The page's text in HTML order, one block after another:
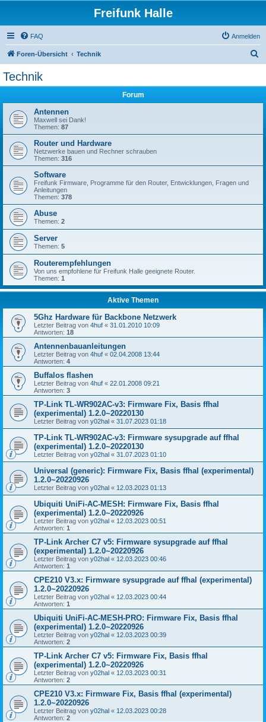
Freifunk Halle
FAQ Anmelden
Foren-Übersicht Technik
Technik
Forum
Antennen
Maxwell sei Dank!
Themen: 87
Router und Hardware
Netzwerke bauen und Rechner schrauben
Themen: 316
Software
Freifunk Firmware, Programme für den Router, Entwicklungen, Fragen und
Anleitungen
Themen: 378
Abuse
Themen: 2
Server
Themen: 5
Routerempfehlungen
Von uns empfohlene für Freifunk Halle geeignete Router.
Themen: 1
Aktive Themen
5Ghz Hardware für Backbone Netzwerk
Letzter Beitrag von 4huf « 31.01.2010 10:09
Antworten: 18
Antennenbauanleitungen
Letzter Beitrag von 4huf « 02.04.2008 13:44
Antworten: 4
Buffalos flashen
Letzter Beitrag von 4huf « 22.01.2008 09:21
Antworten: 3
TP-Link TL-WR902AC-v3: Firmware Fix, Basis ffhal
(experimental) 1.2.0~20220130
Letzter Beitrag von y02hal « 31.07.2023 01:18
TP-Link TL-WR902AC-v3: Firmware sysupgrade auf ffhal
(experimental) 1.2.0~20220130
Letzter Beitrag von y02hal « 31.07.2023 01:10
Universal (generic): Firmware Fix, Basis ffhal (experimental)
1.2.0~20220926
Letzter Beitrag von y02hal « 12.03.2023 01:13
Ubiquiti UniFi-AC-MESH: Firmware Fix, Basis ffhal
(experimental) 1.2.0~20220926
Letzter Beitrag von y02hal « 12.03.2023 00:51
Antworten: 1
TP-Link Archer C7 v5: Firmware sysupgrade auf ffhal
(experimental) 1.2.0~20220926
Letzter Beitrag von y02hal « 12.03.2023 00:46
Antworten: 1
CPE210 V3.x: Firmware sysupgrade auf ffhal (experimental)
1.2.0~20220926
Letzter Beitrag von y02hal « 12.03.2023 00:44
Antworten: 1
Ubiquiti UniFi-AC-MESH-PRO: Firmware Fix, Basis ffhal
(experimental) 1.2.0~20220926
Letzter Beitrag von y02hal « 12.03.2023 00:39
Antworten: 2
TP-Link Archer C7 v5: Firmware Fix, Basis ffhal
(experimental) 1.2.0~20220926
Letzter Beitrag von y02hal « 12.03.2023 00:31
Antworten: 2
CPE210 V3.x: Firmware Fix, Basis ffhal (experimental)
1.2.0~20220926
Letzter Beitrag von y02hal « 12.03.2023 00:28
Antworten: 2